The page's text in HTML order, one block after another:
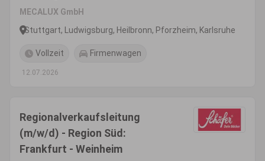
Lagerregaltechnik (m/w/d) -
Region Stuttgart
MECALUX GmbH
Stuttgart, Ludwigsburg, Heilbronn, Pforzheim, Karlsruhe
Vollzeit Firmenwagen
12.07.2026
Regionalverkaufsleitung
(m/w/d) - Region Süd:
Frankfurt - Weinheim